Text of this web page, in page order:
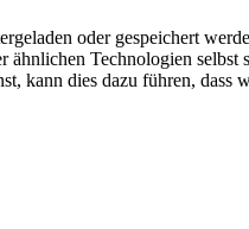
oder gespeichert
Technologien
kann dies dazu führen,